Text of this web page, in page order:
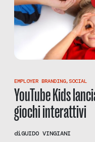
EMPLOYER BRANDING, SOCIAL
YouTube Kids
giochi interattivi
diGUIDO VINGIANI